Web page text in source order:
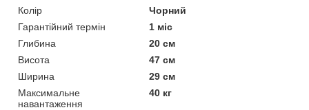
Колір
Чорний
Гарантійний термін
1 міс
Глибина
20 см
Висота
47 см
Ширина
29 см
Максимальне
навантаження
40 кг